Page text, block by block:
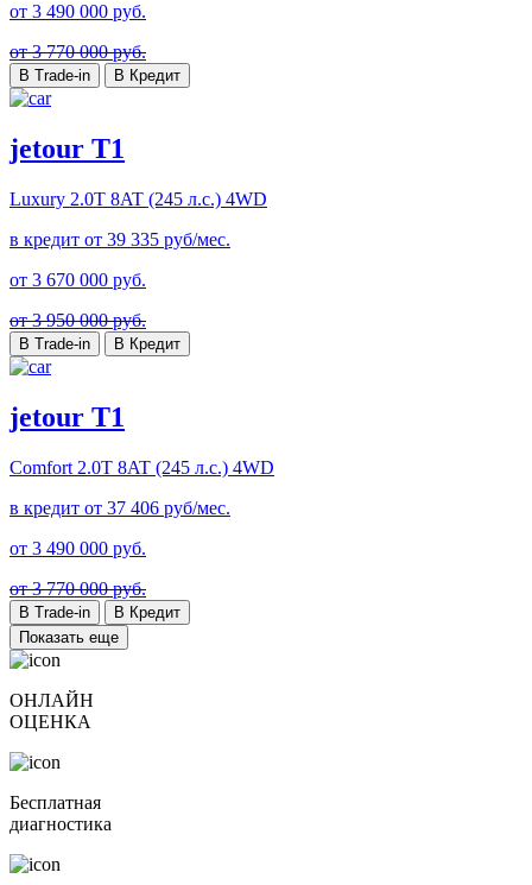
от 3 490 000 руб.
от 3 770 000 руб.
В Trade-in В Кредит
jetour T1
Luxury 2.0T 8AT (245 л.с.) 4WD
в кредит от 39 335 руб/мес.
от 3 670 000 руб.
от 3 950 000 руб.
В Trade-in В Кредит
jetour T1
Comfort 2.0T 8AT (245 л.с.) 4WD
в кредит от 37 406 руб/мес.
от 3 490 000 руб.
от 3 770 000 руб.
В Trade-in
В Кредит
Показать еще
ОНЛАЙН
ОЦЕНКА
Бесплатная
диагностика